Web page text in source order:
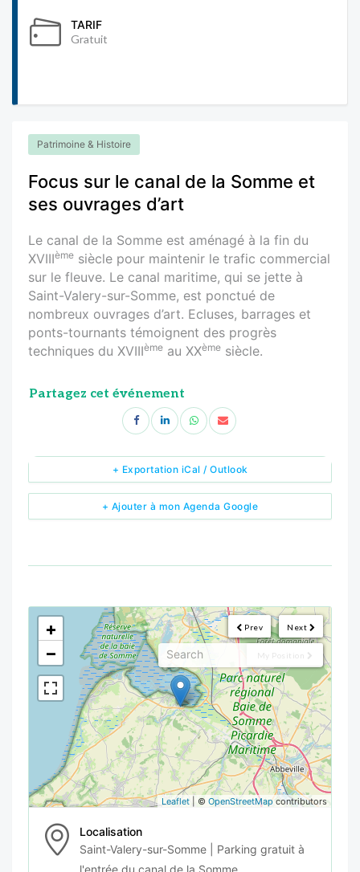
TARIF
Gratuit
Patrimoine & Histoire
Focus sur le canal de la Somme et
ses ouvrages d’art
Le canal de la Somme est aménagé à la fin du
XVIIIème siècle pour maintenir le trafic commercial
sur le fleuve. Le canal maritime, qui se jette à
Saint-Valery-sur-Somme, est ponctué de
nombreux ouvrages d’art. Ecluses, barrages et
ponts-tournants témoignent des progrès
techniques du XVIIIème au XXème siècle.
Partagez cet événement
+ Ajouter à mon Agenda Google
+ Exportation iCal / Outlook
Next
Prev
My Position
<!---->
+
−
Leaflet | © OpenStreetMapcontributors
Localisation
Saint-Valery-sur-Somme | Parking gratuit à
l'entrée du canal de la Somme